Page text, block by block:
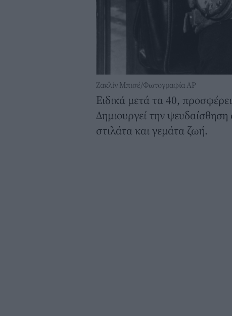
Ζακλίν Μπισέ/Φωτογραφία AP
Ειδικά μετά τα 40,
Δημιουργεί την
στιλάτα και γεμάτα ζωή.